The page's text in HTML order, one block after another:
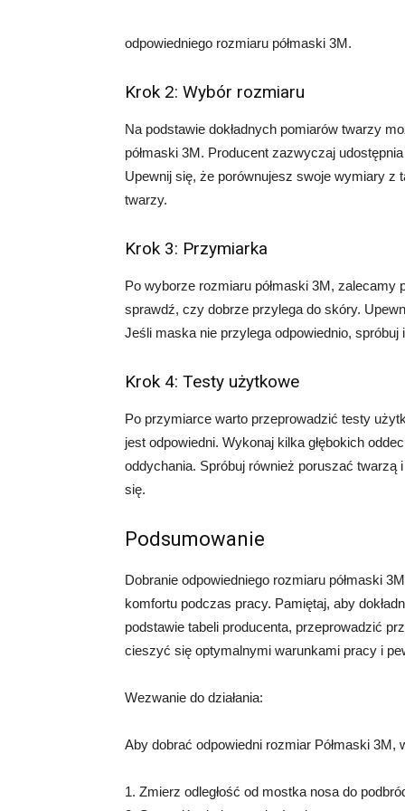
odpowiedniego rozmiaru półmaski 3M.
Krok 2: Wybór rozmiaru
Na podstawie dokładnych pomiarów twarzy
półmaski 3M. Producent zazwyczaj
Upewnij się, że porównujesz swoje wymiary z
twarzy.
Krok 3: Przymiarka
Po wyborze rozmiaru półmaski 3M, zalecamy
sprawdź, czy dobrze przylega do skóry.
Jeśli maska nie przylega odpowiednio, spróbuj
Krok 4: Testy użytkowe
Po przymiarce warto przeprowadzić testy
jest odpowiedni. Wykonaj kilka głębokich
oddychania. Spróbuj również poruszać
się.
Podsumowanie
Dobranie odpowiedniego rozmiaru półmaski
komfortu podczas pracy. Pamiętaj, aby
podstawie tabeli producenta, przeprowadzić
cieszyć się optymalnymi warunkami pracy i
Wezwanie do działania:
Aby dobrać odpowiedni rozmiar Półmaski 3M,
1. Zmierz odległość od mostka nosa do